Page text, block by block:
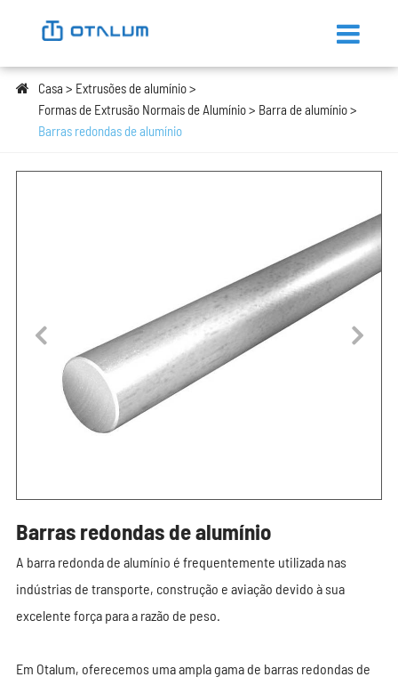
Casa
Extrusões de alumínio
Formas de Extrusão Normais de Alumínio
Barra de alumínio
Barras redondas de alumínio
Barras redondas de alumínio
A barra redonda de alumínio é frequentemente utilizada nas
indústrias de transporte, construção e aviação devido à sua
excelente força para a razão de peso.
Em Otalum, oferecemos uma ampla gama de barras redondas de